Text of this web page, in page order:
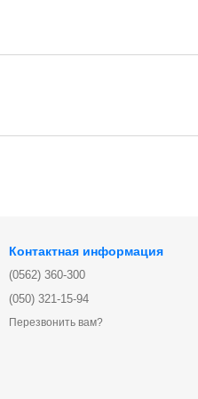
Контактная информация
(0562) 360-300
(050) 321-15-94
Перезвонить вам?